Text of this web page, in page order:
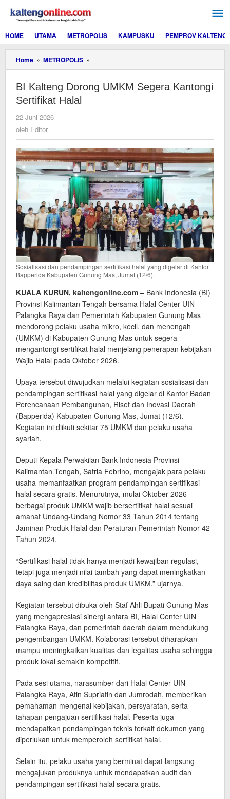
konten
HOME
UTAMA METROPOLIS KAMPUSKU PEMPROV KALTENG
Home » METROPOLIS »
Kalteng
UMKM
BI Kalteng Dorong UMKM Segera Kantongi
Sertifikat Halal
22 Juni 2026
oleh Editor
Sosialisasi dan pendampingan sertifikasi halal yang digelar di Kantor
Bapperida Kabupaten Gunung Mas, Jumat (12/6).
KUALA KURUN, kaltengonline.com – Bank Indonesia (BI)
Provinsi Kalimantan Tengah bersama Halal Center UIN
Palangka Raya dan Pemerintah Kabupaten Gunung Mas
mendorong pelaku usaha mikro, kecil, dan menengah
(UMKM) di Kabupaten Gunung Mas untuk segera
mengantongi sertifikat halal menjelang penerapan kebijakan
Wajib Halal pada Oktober 2026.
Upaya tersebut diwujudkan melalui kegiatan sosialisasi dan
pendampingan sertifikasi halal yang digelar di Kantor Badan
Perencanaan Pembangunan, Riset dan Inovasi Daerah
(Bapperida) Kabupaten Gunung Mas, Jumat (12/6).
Kegiatan ini diikuti sekitar 75 UMKM dan pelaku usaha
syariah.
Deputi Kepala Perwakilan Bank Indonesia Provinsi
Kalimantan Tengah, Satria Febrino, mengajak para pelaku
usaha memanfaatkan program pendampingan sertifikasi
halal secara gratis. Menurutnya, mulai Oktober 2026
berbagai produk UMKM wajib bersertifikat halal sesuai
amanat Undang-Undang Nomor 33 Tahun 2014 tentang
Jaminan Produk Halal dan Peraturan Pemerintah Nomor 42
Tahun 2024.
“Sertifikasi halal tidak hanya menjadi kewajiban regulasi,
tetapi juga menjadi nilai tambah yang dapat meningkatkan
daya saing dan kredibilitas produk UMKM,” ujarnya.
Kegiatan tersebut dibuka oleh Staf Ahli Bupati Gunung Mas
yang mengapresiasi sinergi antara BI, Halal Center UIN
Palangka Raya, dan pemerintah daerah dalam mendukung
pengembangan UMKM. Kolaborasi tersebut diharapkan
mampu meningkatkan kualitas dan legalitas usaha sehingga
produk lokal semakin kompetitif.
Pada sesi utama, narasumber dari Halal Center UIN
Palangka Raya, Atin Supriatin dan Jumrodah, memberikan
pemahaman mengenai kebijakan, persyaratan, serta
tahapan pengajuan sertifikasi halal. Peserta juga
mendapatkan pendampingan teknis terkait dokumen yang
diperlukan untuk memperoleh sertifikat halal.
Selain itu, pelaku usaha yang berminat dapat langsung
mengajukan produknya untuk mendapatkan audit dan
pendampingan sertifikasi halal secara gratis.